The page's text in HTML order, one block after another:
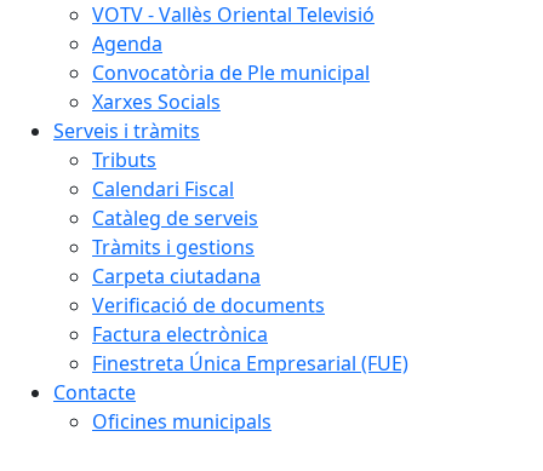
VOTV - Vallès Oriental Televisió
Agenda
Convocatòria de Ple municipal
Xarxes Socials
Serveis i tràmits
Tributs
Calendari Fiscal
Catàleg de serveis
Tràmits i gestions
Carpeta ciutadana
Verificació de documents
Factura electrònica
Finestreta Única Empresarial (FUE)
Contacte
Oficines municipals